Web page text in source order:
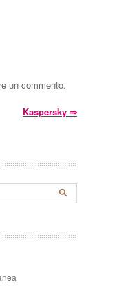
un commento.
Kaspersky ⇒